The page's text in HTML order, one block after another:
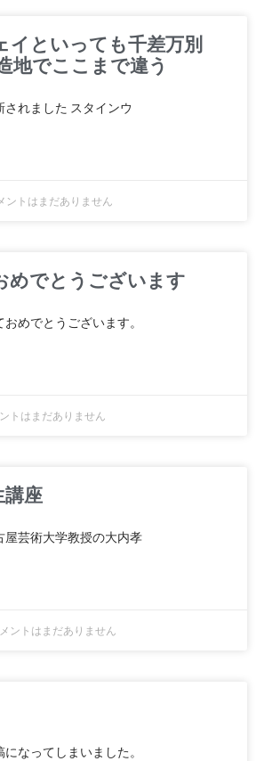
イといっても千差万別
地でここまで違う
れました スタインウ
ントはまだありません
めでとうございます
めでとうございます。
トはまだありません
講座
屋芸術大学教授の大内孝
ントはまだありません
なってしまいました。